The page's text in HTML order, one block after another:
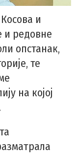
и
и редовне
опстанак,
те
на којој